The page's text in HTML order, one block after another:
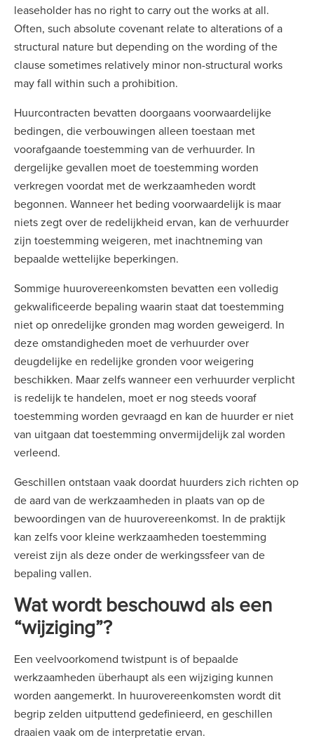
leaseholder has no right to carry out the works at all.
Often, such absolute covenant relate to alterations of a
structural nature but depending on the wording of the
clause sometimes relatively minor non-structural works
may fall within such a prohibition.
Huurcontracten bevatten doorgaans voorwaardelijke
bedingen, die verbouwingen alleen toestaan met
voorafgaande toestemming van de verhuurder. In
dergelijke gevallen moet de toestemming worden
verkregen voordat met de werkzaamheden wordt
begonnen. Wanneer het beding voorwaardelijk is maar
niets zegt over de redelijkheid ervan, kan de verhuurder
zijn toestemming weigeren, met inachtneming van
bepaalde wettelijke beperkingen.
Sommige huurovereenkomsten bevatten een volledig
gekwalificeerde bepaling waarin staat dat toestemming
niet op onredelijke gronden mag worden geweigerd. In
deze omstandigheden moet de verhuurder over
deugdelijke en redelijke gronden voor weigering
beschikken. Maar zelfs wanneer een verhuurder verplicht
is redelijk te handelen, moet er nog steeds vooraf
toestemming worden gevraagd en kan de huurder er niet
van uitgaan dat toestemming onvermijdelijk zal worden
verleend.
Geschillen ontstaan vaak doordat huurders zich richten op
de aard van de werkzaamheden in plaats van op de
bewoordingen van de huurovereenkomst. In de praktijk
kan zelfs voor kleine werkzaamheden toestemming
vereist zijn als deze onder de werkingssfeer van de
bepaling vallen.
Wat wordt beschouwd als een
“wijziging”?
Een veelvoorkomend twistpunt is of bepaalde
werkzaamheden überhaupt als een wijziging kunnen
worden aangemerkt. In huurovereenkomsten wordt dit
begrip zelden uitputtend gedefinieerd, en geschillen
draaien vaak om de interpretatie ervan.